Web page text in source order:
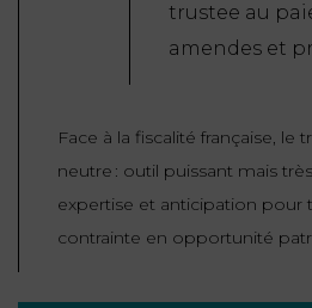
trustee au
amendes et
Face à la fiscalité française, le
neutre : outil puissant mais
expertise et anticipation pour
contrainte en opportunité